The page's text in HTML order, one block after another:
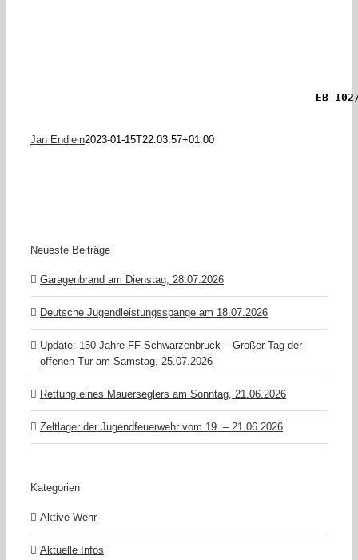
EB
Jan Endlein2023-01-15T22:03:57+01:00
Neueste Beiträge
Garagenbrand am Dienstag, 28.07.2026
Deutsche Jugendleistungsspange am 18.07.2026
Update: 150 Jahre FF Schwarzenbruck – Großer Tag der
offenen Tür am Samstag, 25.07.2026
Rettung eines Mauerseglers am Sonntag, 21.06.2026
Zeltlager der Jugendfeuerwehr vom 19. – 21.06.2026
Kategorien
Aktive Wehr
Aktuelle Infos